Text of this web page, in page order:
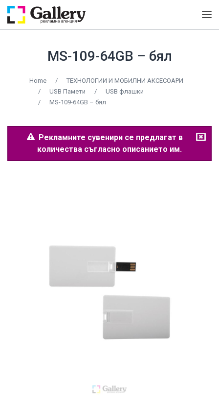
MS-109-64GB – бял
Home /
ТЕХНОЛОГИИ И МОБИЛНИ АКСЕСОАРИ
/
USB Памети /
USB флашки
/
MS-109-64GB – бял
Рекламните сувенири се предлагат в
количества съгласно описанието им.